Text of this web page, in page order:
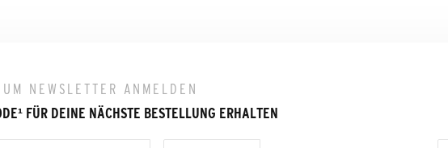
NEWSLETTER ANMELDEN
¹FÜR DEINE NÄCHSTE BESTELLUNG ERHALTEN